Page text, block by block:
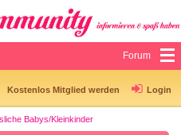
Forum
Kostenlos Mitglied werden Login
Babys/Kleinkinder